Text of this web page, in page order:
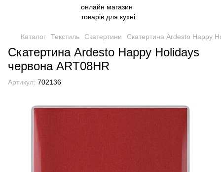
Каталог Текстиль Скатертини Скатертина Ardesto Happy
Скатертина Ardesto Happy Holidays
червона ART08HR
Артикул: 702136